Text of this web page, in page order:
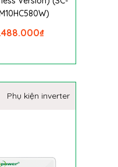
₫
Phụ kiện inverter